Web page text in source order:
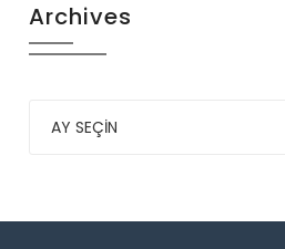
Archives